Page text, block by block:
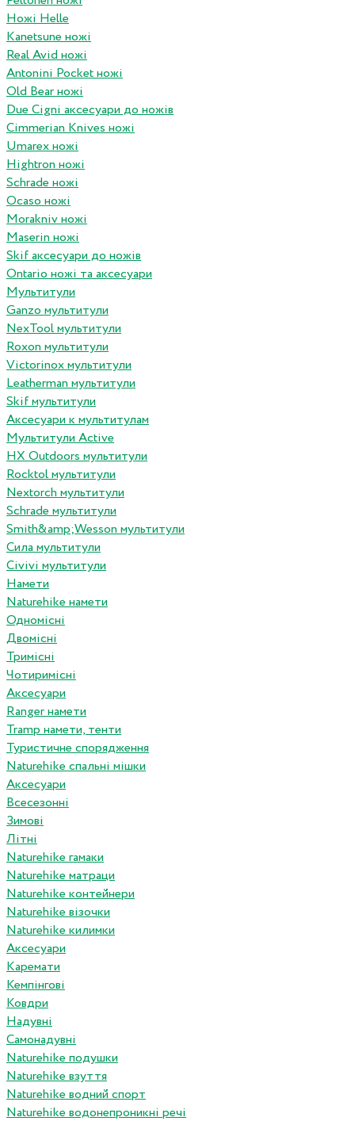
Ножі Helle
Kanetsune ножі
Real Avid ножі
Antonini Pocket ножі
Old Bear ножі
Due Cigni аксесуари до ножів
Cimmerian Knives ножі
Umarex ножі
Hightron ножі
Schrade ножі
Ocaso ножі
Morakniv ножі
Maserin ножі
Skif аксесуари до ножів
Ontario ножі та аксесуари
Мультитули
Ganzo мультитули
NexTool мультитули
Roxon мультитули
Victorinox мультитули
Leatherman мультитули
Skif мультитули
Аксесуари к мультитулам
Мультитули Active
HX Outdoors мультитули
Rocktol мультитули
Nextorch мультитули
Schrade мультитули
Smith&amp;Wesson мультитули
Сила мультитули
Civivi мультитули
Намети
Naturehike намети
Одномісні
Двомісні
Тримісні
Чотиримісні
Аксесуари
Ranger намети
Tramp намети, тенти
Туристичне спорядження
Naturehike спальні мішки
Аксесуари
Всесезонні
Зимові
Літні
Naturehike гамаки
Naturehike матраци
Naturehike контейнери
Naturehike візочки
Naturehike килимки
Аксесуари
Каремати
Кемпінгові
Ковдри
Надувні
Самонадувні
Naturehike подушки
Naturehike взуття
Naturehike водний спорт
Naturehike водонепроникні речі